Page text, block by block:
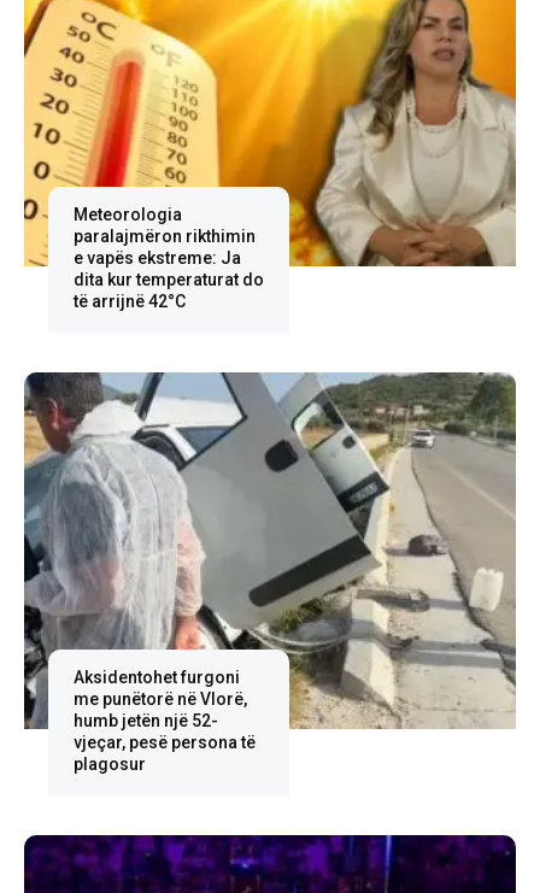
Meteorologia
paralajmëron rikthimin
e vapës ekstreme: Ja
dita kur temperaturat do
të arrijnë 42°C
Aksidentohet furgoni
me punëtorë në Vlorë,
humb jetën një 52-
vjeçar, pesë persona të
plagosur